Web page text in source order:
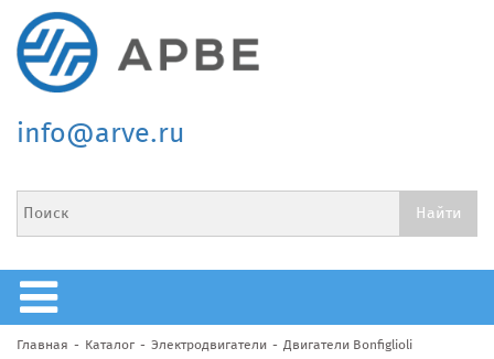
info@arve.ru
Главная Каталог Электродвигатели Двигатели Bonfiglioli